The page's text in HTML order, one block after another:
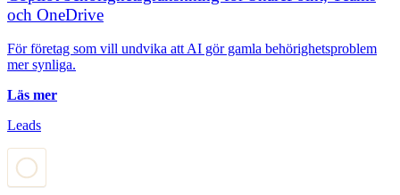
och OneDrive
För företag som vill undvika att AI gör gamla behörighetsproblem
mer synliga.
Läs mer
Leads